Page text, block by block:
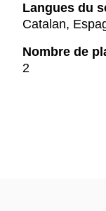
Langues du
Catalan,
Nombre de
2